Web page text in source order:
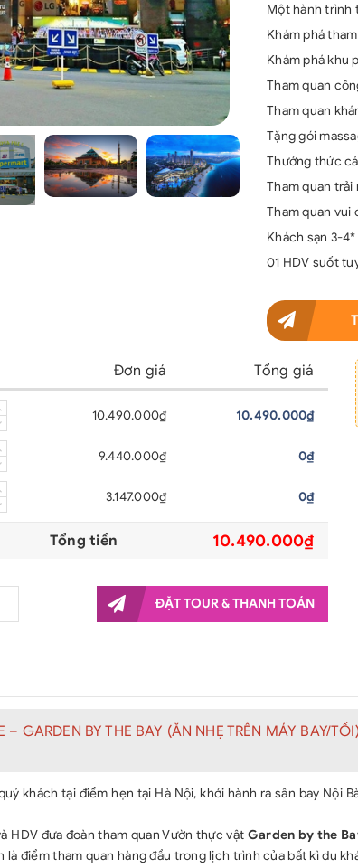
Một hành trình
Khám phá
Khám phá khu
Tham quan
Tham quan
Tặng gói
Thưởng thức
Tham quan trải
Tham quan vui
Khách sạn 3-
01 HDV suốt
Đơn giá Tổng giá
10.490.000₫ 10.490.000₫
9.440.000₫ 0₫
3.147.000₫ 0₫
Tổng tiền 10.490.000₫
ĐẶT TOUR & THANH TOÁN
– GARDEN BY THE BAY (ĂN NHẸ TRÊN MÁY BAY/TỐI)
khách tại điểm hẹn tại Hà Nội, khởi hành ra sân bay Nội
HDV đưa đoàn tham quan Vườn thực vật Garden by the
là điểm tham quan hàng đầu trong lịch trình của bất kì du